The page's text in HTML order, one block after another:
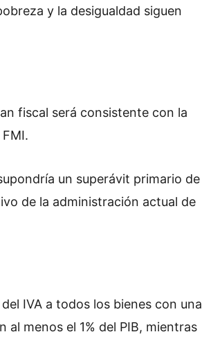
y la desigualdad siguen
fiscal será consistente con la
un superávit primario de
de la administración actual de
IVA a todos los bienes con una
al menos el 1% del PIB, mientras